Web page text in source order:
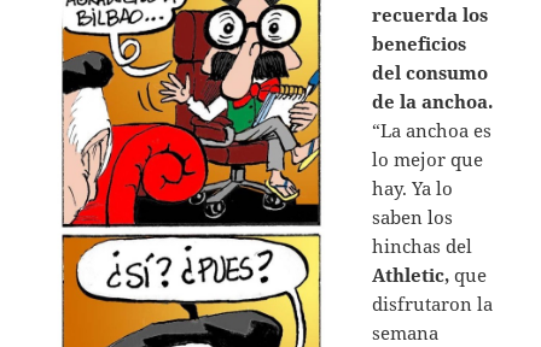
recuerda los
beneficios
del consumo
de la anchoa.
“La anchoa es
lo mejor que
hay. Ya lo
saben los
hinchas del
Athletic, que
disfrutaron la
semana